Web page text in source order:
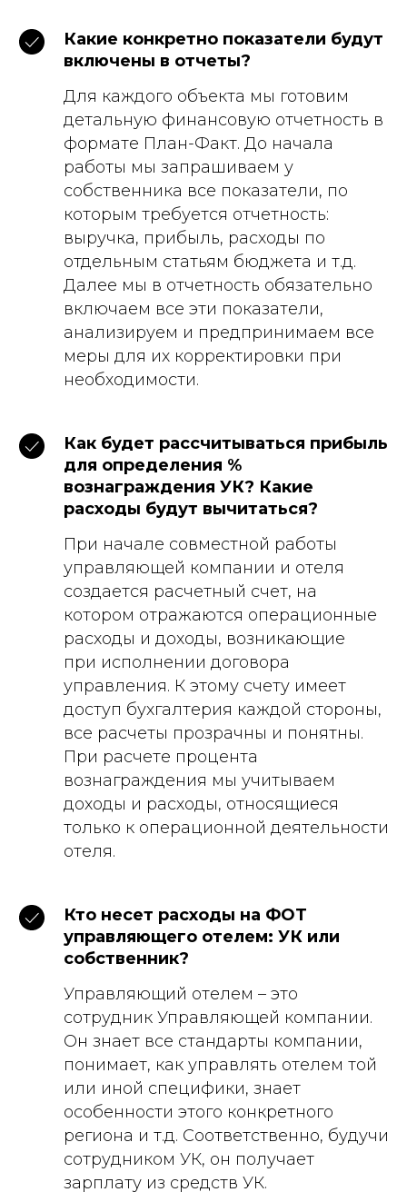
Какие конкретно показатели будут
включены в отчеты?
Для каждого объекта мы готовим
детальную финансовую отчетность в
формате План-Факт. До начала
работы мы запрашиваем у
собственника все показатели, по
которым требуется отчетность:
выручка, прибыль, расходы по
отдельным статьям бюджета и т.д.
Далее мы в отчетность обязательно
включаем все эти показатели,
анализируем и предпринимаем все
меры для их корректировки при
необходимости.
Как будет рассчитываться прибыль
для определения %
вознаграждения УК? Какие
расходы будут вычитаться?
При начале совместной работы
управляющей компании и отеля
создается расчетный счет, на
котором отражаются операционные
расходы и доходы, возникающие
при исполнении договора
управления. К этому счету имеет
доступ бухгалтерия каждой стороны,
все расчеты прозрачны и понятны.
При расчете процента
вознаграждения мы учитываем
доходы и расходы, относящиеся
только к операционной деятельности
отеля.
Кто несет расходы на ФОТ
управляющего отелем: УК или
собственник?
Управляющий отелем – это
сотрудник Управляющей компании.
Он знает все стандарты компании,
понимает, как управлять отелем той
или иной специфики, знает
особенности этого конкретного
региона и т.д. Соответственно, будучи
сотрудником УК, он получает
зарплату из средств УК.